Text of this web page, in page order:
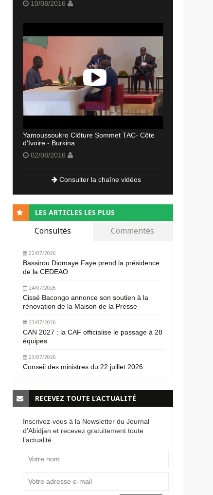
10/08/2016
Yamoussoukro Clôture Sommet TAC- Côte
d'Ivoire - Burkina
02/08/2016
Consulter la chaîne vidéos
LES ARTICLES LES PLUS
Consultés Commentés
22/07/2026
Bassirou Diomaye Faye prend la présidence
de la CEDEAO
24/07/2026
Cissé Bacongo annonce son soutien à la
rénovation de la Maison de la Presse
23/07/2026
CAN 2027 : la CAF officialise le passage à 28
équipes
23/07/2026
Conseil des ministres du 22 juillet 2026
RECEVEZ TOUTE L’ACTUALITÉ
Inscrivez-vous à la Newsletter du Journal
d'Abidjan et recevez gratuitement toute
l’actualité